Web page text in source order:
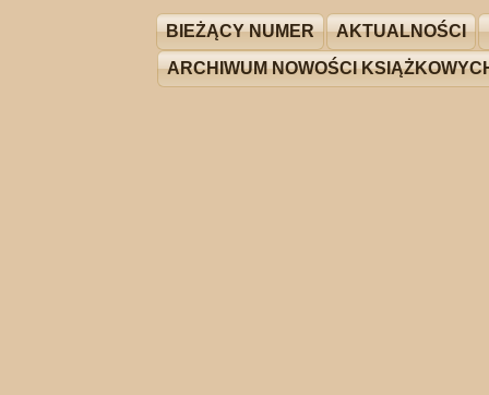
BIEŻĄCY NUMER AKTUALNOŚCI
ARCHIWUM NOWOŚCI